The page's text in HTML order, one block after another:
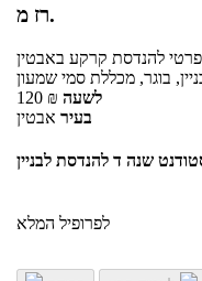
רז מ.
להנדסת קרקע באבטין
בוגר, מכללת סמי שמעון
120 ₪ לשעה
בעיר אבטין
שנה ד להנדסת לבניין
לפרופיל המלא